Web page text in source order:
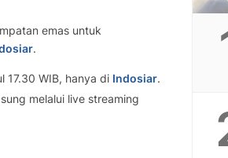
emas untuk
.
17.30 WIB, hanya di Indosiar.
melalui live streaming